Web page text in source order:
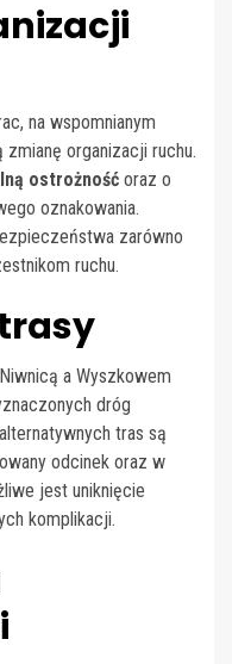
na wspomnianym
organizacji ruchu.
ostrożność oraz o
oznakowania.
zarówno
ruchu.
a Wyszkowem
dróg
tras są
odcinek oraz w
jest uniknięcie
komplikacji.